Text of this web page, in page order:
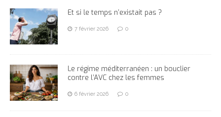
Et si le temps n’existait pas ?
7 février 2026 0
Le régime méditerranéen : un bouclier
contre l’AVC chez les femmes
6 février 2026 0